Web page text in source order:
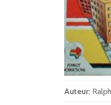
Auteur: